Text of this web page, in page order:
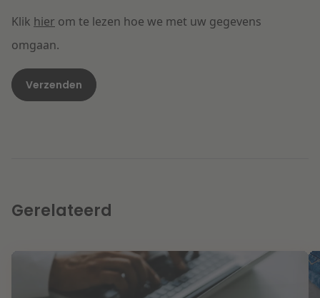
Klik hier om te lezen hoe we met uw gegevens
omgaan.
Gerelateerd